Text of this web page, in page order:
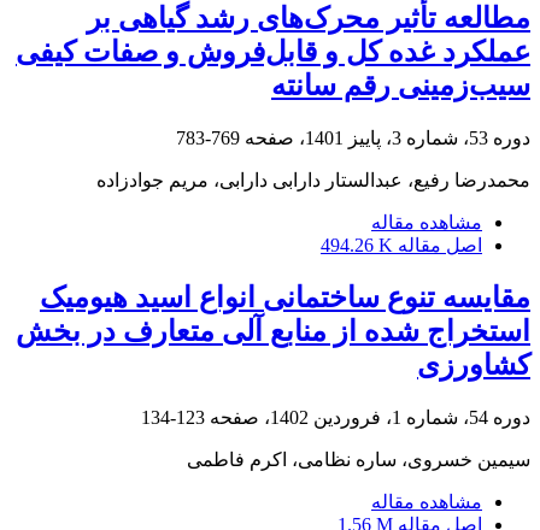
مطالعه تأثیر محرک‌های رشد گیاهی بر
عملکرد غده کل و قابل‌فروش و صفات کیفی
سیب‌زمینی رقم ‏سانته
دوره 53، شماره 3، پاییز 1401، صفحه 769-783
محمدرضا رفیع، عبدالستار دارابی دارابی، مریم جوادزاده
مشاهده مقاله
اصل مقاله 494.26 K
مقایسه تنوع ساختمانی انواع اسید هیومیک
استخراج شده از منابع آلی متعارف در بخش
کشاورزی
دوره 54، شماره 1، فروردین 1402، صفحه 123-134
سیمین خسروی، ساره نظامی، اکرم فاطمی
مشاهده مقاله
اصل مقاله 1.56 M